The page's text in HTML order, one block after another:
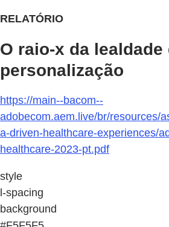
RELATÓRIO
O raio-x da
personalização
https://main--bacom--
adobecom.aem.live/br/resources/
a-driven-healthcare-experiences/
healthcare-2023-pt.pdf
style
l-spacing
background